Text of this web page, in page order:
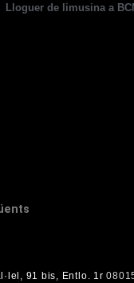
Lloguer de limusina a
91 bis, Entlo. 1r